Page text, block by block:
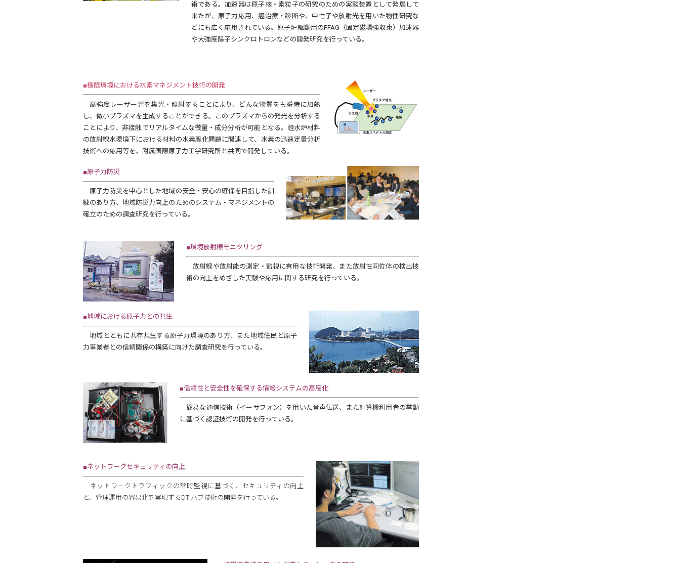
術である。加速器は原子核・素粒子の研究のための実験装置として発展して
来たが、原子力応用、癌治療・診断や、中性子や放射光を用いた物性研究な
どにも広く応用されている。原子炉駆動用のFFAG（固定磁場強収束）加速器
や大強度陽子シンクロトロンなどの開発研究を行っている。
■極限環境における水素マネジメント技術の開発
高強度レーザー光を集光・照射することにより、どんな物質をも瞬時に加熱
し、微小プラズマを生成することができる。このプラズマからの発光を分析する
ことにより、非接触でリアルタイムな微量・成分分析が可能となる。軽水炉材料
の放射線水環境下における材料の水素脆化問題に関連して、水素の迅速定量分析
技術への応用等を，附属国際原子力工学研究所と共同で開発している。
■原子力防災
原子力防災を中心とした地域の安全・安心の確保を目指した訓
練のあり方、地域防災力向上のためのシステム・マネジメントの
確立のための調査研究を行っている。
■環境放射線モニタリング
放射線や放射能の測定・監視に有用な技術開発、また放射性同位体の検出技
術の向上をめざした実験や応用に関する研究を行っている。
■地域における原子力との共生
地域とともに共存共生する原子力環境のあり方、また地域住民と原子
力事業者との信頼関係の構築に向けた調査研究を行っている。
■信頼性と安全性を確保する情報システムの高度化
簡易な通信技術（イーサフォン）を用いた音声伝送、また計算機利用者の挙動
に基づく認証技術の開発を行っている。
■ネットワークセキュリティの向上
ネットワークトラフィックの常時監視に基づく、セキュリティの向上
と、管理運用の容易化を実現するDTIハブ技術の開発を行っている。